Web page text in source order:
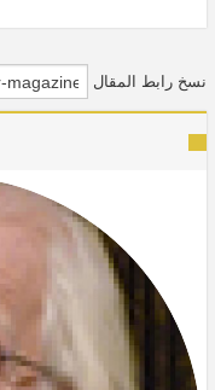
نسخ رابط المقال